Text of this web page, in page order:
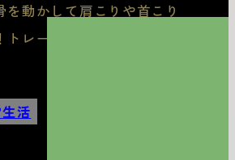
を動かして肩こりや首こり
レーニング3選
活